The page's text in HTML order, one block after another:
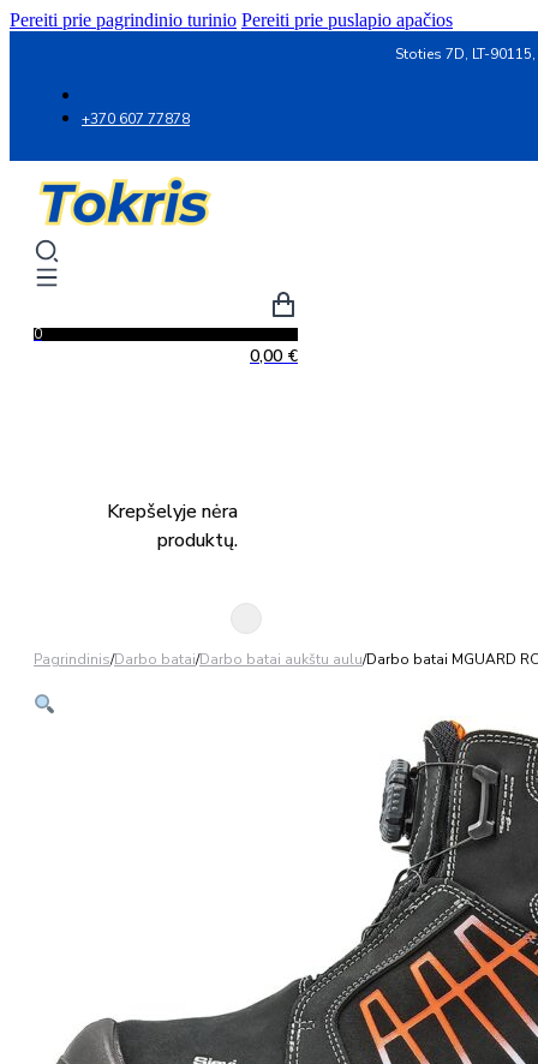
Pereiti prie pagrindinio turinio Pereiti prie puslapio apačios
Stoties 7D, LT-
+370 607 77878
0
0,00 €
Krepšelyje nėra
produktų.
Pagrindinis/Darbo batai/Darbo batai aukštu aulu/Darbo batai MGUARD